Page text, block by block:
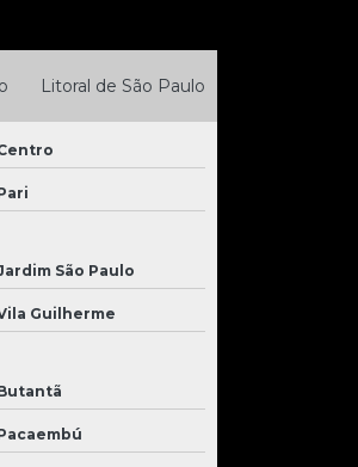
Litoral de São Paulo
São Paulo
Guilherme